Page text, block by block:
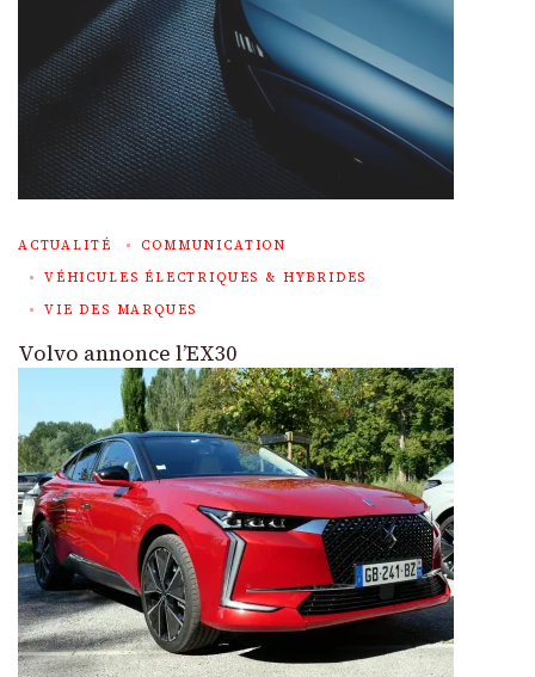
ACTUALITÉ
COMMUNICATION
VÉHICULES ÉLECTRIQUES & HYBRIDES
VIE DES MARQUES
Volvo annonce l’EX30